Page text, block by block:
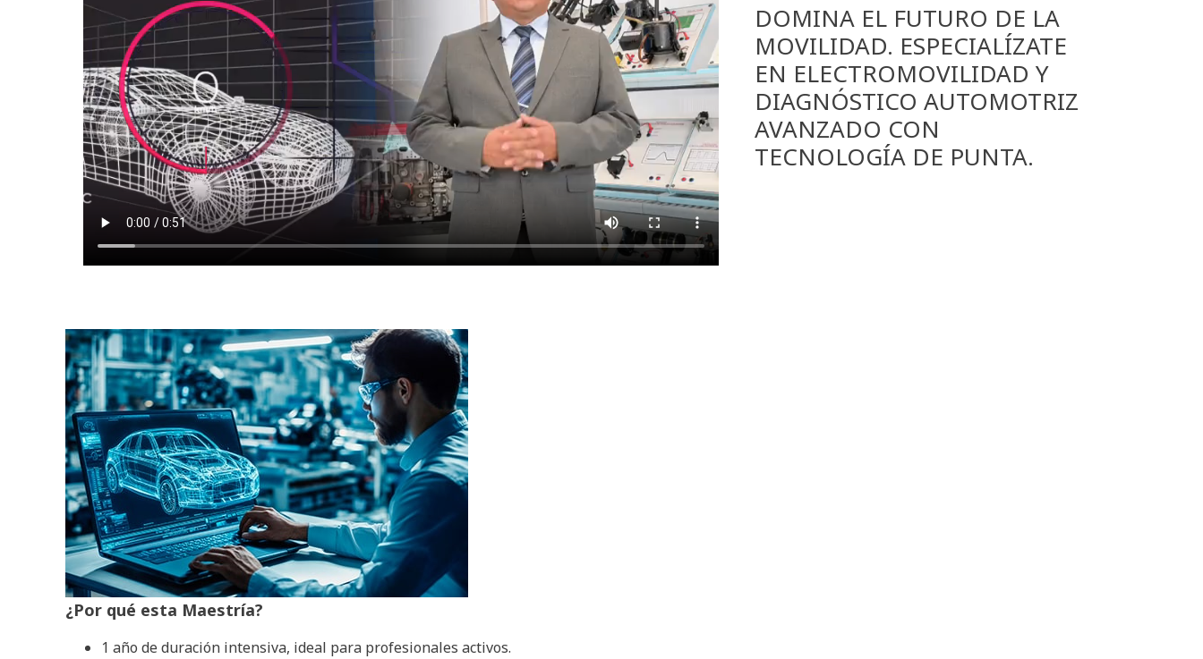
DOMINA EL FUTURO DE LA
MOVILIDAD. ESPECIALÍZATE
EN ELECTROMOVILIDAD Y
DIAGNÓSTICO AUTOMOTRIZ
AVANZADO CON
TECNOLOGÍA DE PUNTA.
¿Por qué esta Maestría?
1 año de duración intensiva, ideal para profesionales activos.